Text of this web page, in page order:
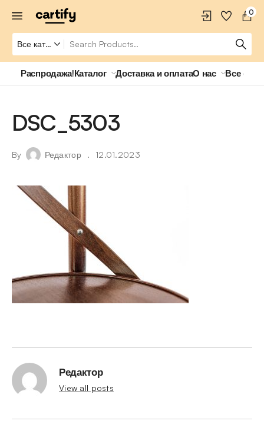
0
Распродажа!Каталог Доставка и оплатаО нас Все о
DSC_5303
By Редактор 12.01.2023
Редактор
View all posts